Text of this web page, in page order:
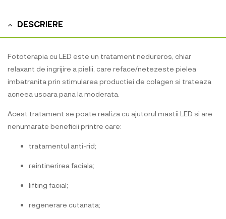
DESCRIERE
Fototerapia cu LED este un tratament nedureros, chiar
relaxant de ingrijire a pielii, care reface/netezeste pielea
imbatranita prin stimularea productiei de colagen si trateaza
acneea usoara pana la moderata.
Acest tratament se poate realiza cu ajutorul mastii LED si are
nenumarate beneficii printre care:
tratamentul anti-rid;
reintinerirea faciala;
lifting facial;
regenerare cutanata;